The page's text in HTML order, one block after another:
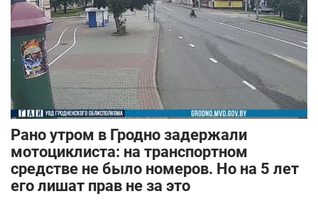
Рано утром в Гродно задержали
мотоциклиста: на транспортном
средстве не было номеров. Но на 5 лет
его лишат прав не за это